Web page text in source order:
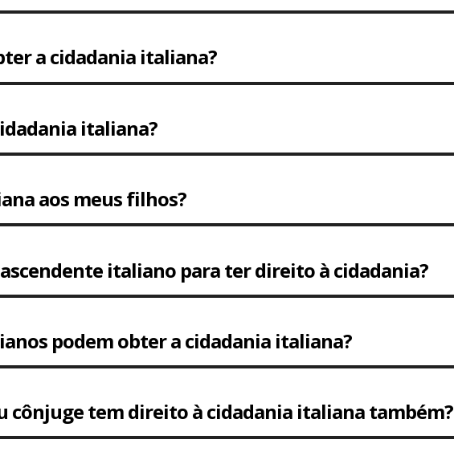
a cidadania italiana?
italiana?
aos meus filhos?
italiano para ter direito à cidadania?
podem obter a cidadania italiana?
cônjuge tem direito à cidadania italiana também?